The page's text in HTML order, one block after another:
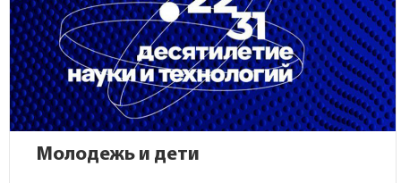
Молодежь и дети